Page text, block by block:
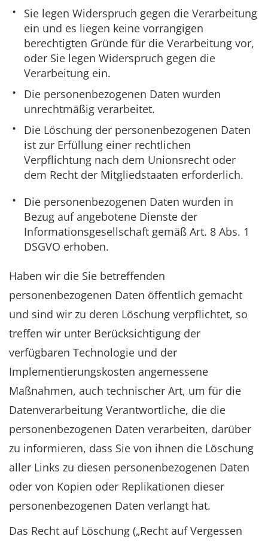
Sie legen Widerspruch gegen die Verarbeitung
ein und es liegen keine vorrangigen
berechtigten Gründe für die Verarbeitung vor,
oder Sie legen Widerspruch gegen die
Verarbeitung ein.
Die personenbezogenen Daten wurden
unrechtmäßig verarbeitet.
Die Löschung der personenbezogenen Daten
ist zur Erfüllung einer rechtlichen
Verpflichtung nach dem Unionsrecht oder
dem Recht der Mitgliedstaaten erforderlich.
Die personenbezogenen Daten wurden in
Bezug auf angebotene Dienste der
Informationsgesellschaft gemäß Art. 8 Abs. 1
DSGVO erhoben.
Haben wir die Sie betreffenden
personenbezogenen Daten öffentlich gemacht
und sind wir zu deren Löschung verpflichtet, so
treffen wir unter Berücksichtigung der
verfügbaren Technologie und der
Implementierungskosten angemessene
Maßnahmen, auch technischer Art, um für die
Datenverarbeitung Verantwortliche, die die
personenbezogenen Daten verarbeiten, darüber
zu informieren, dass Sie von ihnen die Löschung
aller Links zu diesen personenbezogenen Daten
oder von Kopien oder Replikationen dieser
personenbezogenen Daten verlangt hat.
Das Recht auf Löschung („Recht auf Vergessen